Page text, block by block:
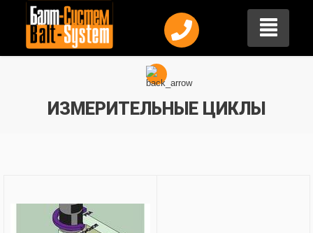
ИЗМЕРИТЕЛЬНЫЕ ЦИКЛЫ